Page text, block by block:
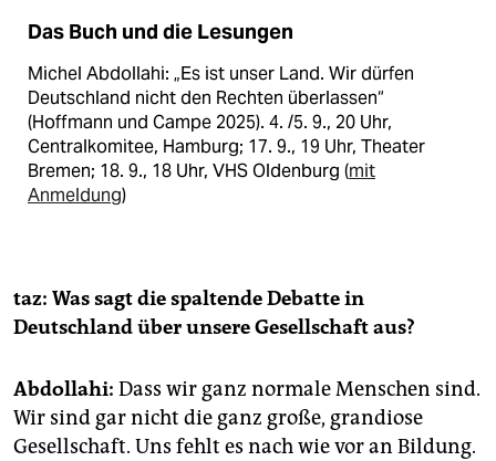
Das Buch und die Lesungen
Michel Abdollahi: „Es ist unser Land. Wir dürfen
Deutschland nicht den Rechten überlassen“
(Hoffmann und Campe 2025). 4. /5. 9., 20 Uhr,
Centralkomitee, Hamburg; 17. 9., 19 Uhr, Theater
Bremen; 18. 9., 18 Uhr, VHS Oldenburg (mit
Anmeldung)
taz: Was sagt die spaltende Debatte in
Deutschland über unsere Gesellschaft aus?
Abdollahi: Dass wir ganz normale Menschen sind.
Wir sind gar nicht die ganz große, grandiose
Gesellschaft. Uns fehlt es nach wie vor an Bildung.